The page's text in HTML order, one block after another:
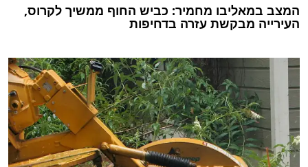
המצב במאליבו מחמיר: כביש החוף ממשיך לקרוס,
העירייה מבקשת עזרה בדחיפות